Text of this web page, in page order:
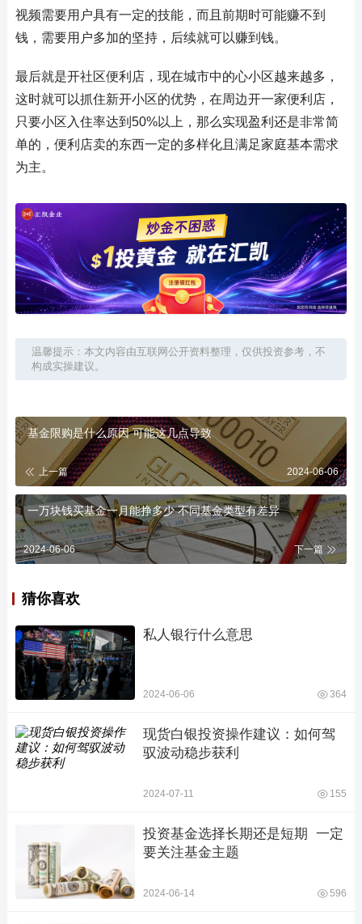
视频需要用户具有一定的技能，而且前期时可能赚不到
钱，需要用户多加的坚持，后续就可以赚到钱。
最后就是开社区便利店，现在城市中的心小区越来越多，
这时就可以抓住新开小区的优势，在周边开一家便利店，
只要小区入住率达到50%以上，那么实现盈利还是非常简
单的，便利店卖的东西一定的多样化且满足家庭基本需求
为主。
温馨提示：本文内容由互联网公开资料整理，仅供投资参考，不
构成实操建议。
基金限购是什么原因 可能这几点导致
上一篇 2024-06-06
一万块钱买基金一月能挣多少 不同基金类型有差异
2024-06-06 下一篇
猜你喜欢
私人银行什么意思
2024-06-06 364
现货白银投资操作建议：如何驾
驭波动稳步获利
2024-07-11 155
投资基金选择长期还是短期  一定
要关注基金主题
2024-06-14 596